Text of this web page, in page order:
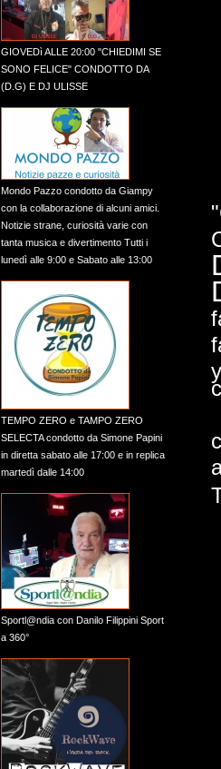
GIOVEDì ALLE 20:00 "CHIEDIMI SE
SONO FELICE" CONDOTTO DA
(D.G) E DJ ULISSE
Mondo Pazzo condotto da Giampy
con la collaborazione di alcuni amici.
Notizie strane, curiosità varie con
tanta musica e divertimento Tutti i
lunedì alle 9:00 e Sabato alle 13:00
TEMPO ZERO e TAMPO ZERO
SELECTA condotto da Simone Papini
in diretta sabato alle 17:00 e in replica
martedì dalle 14:00
Sportl@ndia con Danilo Filippini Sport
a 360°